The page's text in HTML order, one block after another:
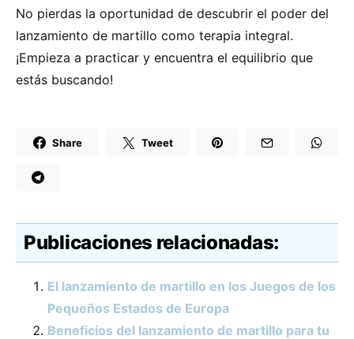
No pierdas la oportunidad de descubrir el poder del
lanzamiento de martillo como terapia integral.
¡Empieza a practicar y encuentra el equilibrio que
estás buscando!
Share Tweet
Publicaciones relacionadas:
El lanzamiento de martillo en los Juegos de los
Pequeños Estados de Europa
Beneficios del lanzamiento de martillo para tu